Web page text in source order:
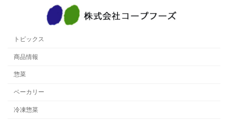
トピックス
商品情報
惣菜
ベーカリー
冷凍惣菜